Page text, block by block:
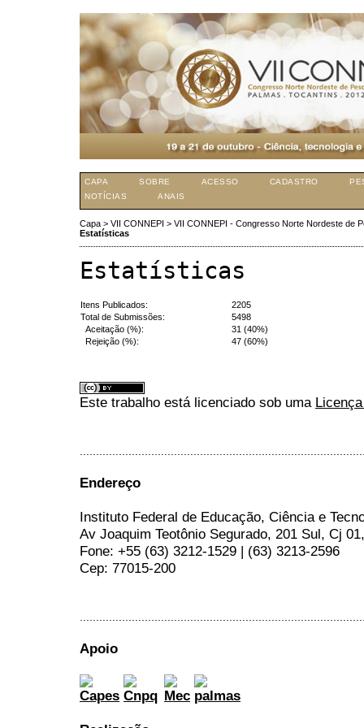
CAPA SOBRE ACESSO CADASTRO
NOTÍCIAS
ANAIS
Capa > VII CONNEPI > VII CONNEPI - Congresso Norte Nordeste de
Estatísticas
Estatísticas
Itens Publicados:
2205
Total de Submissões:
5498
Aceitação (%):
31 (40%)
Rejeição (%):
47 (60%)
Este trabalho está licenciado sob uma
Endereço
Instituto Federal de Educação, Ciência e
Av Joaquim Teotônio Segurado, 201 Sul, Cj
Fone: +55 (63) 3212-1529 | (63) 3213-2596
Cep: 77015-200
Apoio